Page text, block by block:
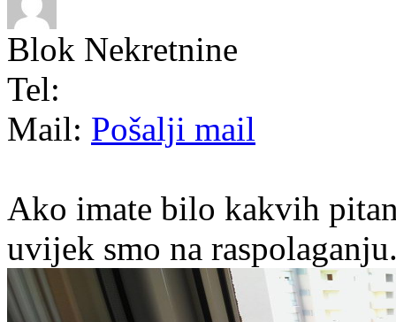
Blok Nekretnine
Tel:
Mail: Pošalji mail
Ako imate bilo kakvih
uvijek smo na